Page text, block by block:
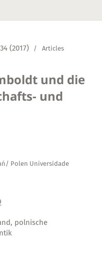
(2017) / Articles
und die
und
Polen Universidade
polnische